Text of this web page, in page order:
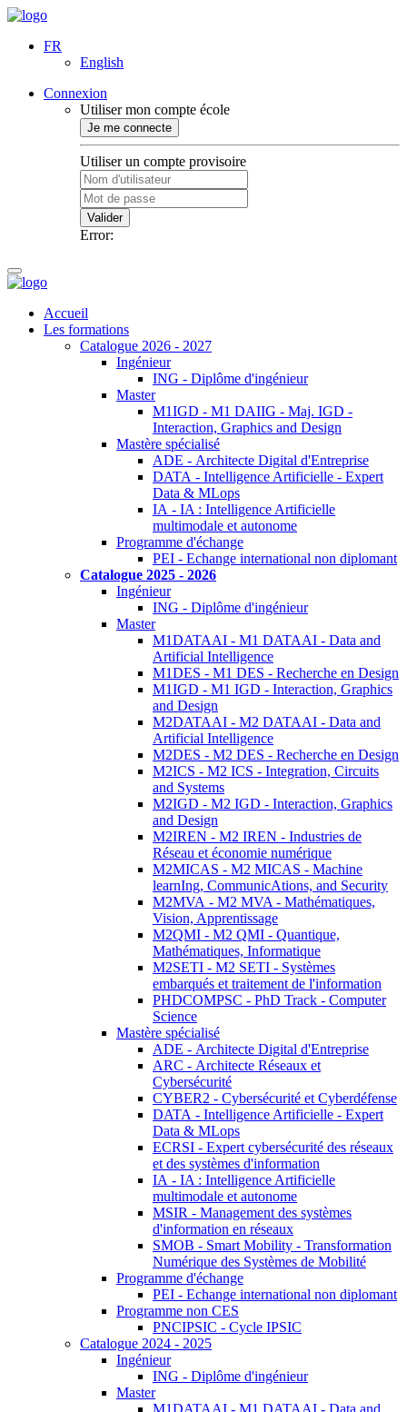
FR
English
Connexion
Utiliser mon compte école
Je me connecte
Utiliser un compte provisoire
Valider
Error:
Accueil
Les formations
Catalogue 2026 - 2027
Ingénieur
ING - Diplôme d'ingénieur
Master
M1IGD - M1 DAIIG - Maj. IGD -
Interaction, Graphics and Design
Mastère spécialisé
ADE - Architecte Digital d'Entreprise
DATA - Intelligence Artificielle - Expert
Data & MLops
IA - IA : Intelligence Artificielle
multimodale et autonome
Programme d'échange
PEI - Echange international non diplomant
Catalogue 2025 - 2026
Ingénieur
ING - Diplôme d'ingénieur
Master
M1DATAAI - M1 DATAAI - Data and
Artificial Intelligence
M1DES - M1 DES - Recherche en Design
M1IGD - M1 IGD - Interaction, Graphics
and Design
M2DATAAI - M2 DATAAI - Data and
Artificial Intelligence
M2DES - M2 DES - Recherche en Design
M2ICS - M2 ICS - Integration, Circuits
and Systems
M2IGD - M2 IGD - Interaction, Graphics
and Design
M2IREN - M2 IREN - Industries de
Réseau et économie numérique
M2MICAS - M2 MICAS - Machine
learnIng, CommunicAtions, and Security
M2MVA - M2 MVA - Mathématiques,
Vision, Apprentissage
M2QMI - M2 QMI - Quantique,
Mathématiques, Informatique
M2SETI - M2 SETI - Systèmes
embarqués et traitement de l'information
PHDCOMPSC - PhD Track - Computer
Science
Mastère spécialisé
ADE - Architecte Digital d'Entreprise
ARC - Architecte Réseaux et
Cybersécurité
CYBER2 - Cybersécurité et Cyberdéfense
DATA - Intelligence Artificielle - Expert
Data & MLops
ECRSI - Expert cybersécurité des réseaux
et des systèmes d'information
IA - IA : Intelligence Artificielle
multimodale et autonome
MSIR - Management des systèmes
d'information en réseaux
SMOB - Smart Mobility - Transformation
Numérique des Systèmes de Mobilité
Programme d'échange
PEI - Echange international non diplomant
Programme non CES
PNCIPSIC - Cycle IPSIC
Catalogue 2024 - 2025
Ingénieur
ING - Diplôme d'ingénieur
Master
M1DATAAI - M1 DATAAI - Data and